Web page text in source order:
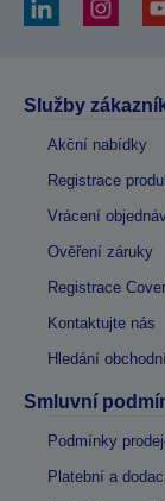
Služby
Akční nabídky
Registrace
Vrácení
Ověření záruky
Registrace
Kontaktujte nás
Hledání
Smluvní
Podmínky
Platební a